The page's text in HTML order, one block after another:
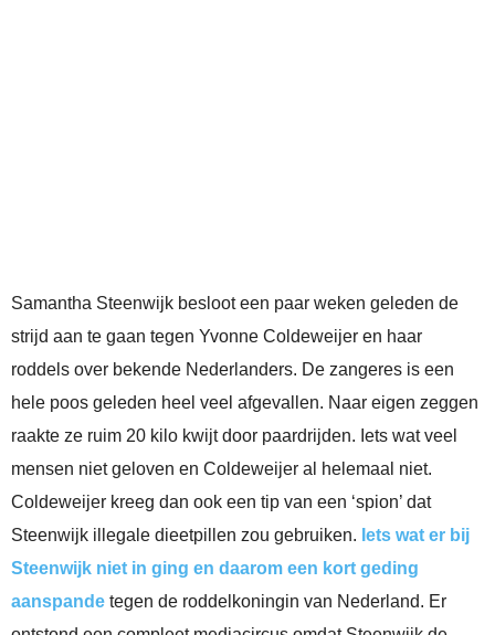
Samantha Steenwijk besloot een paar weken geleden de
strijd aan te gaan tegen Yvonne Coldeweijer en haar
roddels over bekende Nederlanders. De zangeres is een
hele poos geleden heel veel afgevallen. Naar eigen zeggen
raakte ze ruim 20 kilo kwijt door paardrijden. Iets wat veel
mensen niet geloven en Coldeweijer al helemaal niet.
Coldeweijer kreeg dan ook een tip van een ‘spion’ dat
Steenwijk illegale dieetpillen zou gebruiken. Iets wat er bij
Steenwijk niet in ging en daarom een kort geding
aanspande tegen de roddelkoningin van Nederland. Er